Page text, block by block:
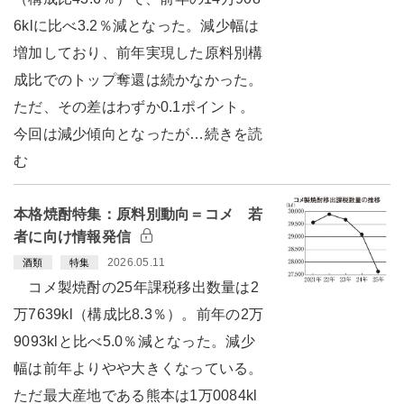
6klに比べ3.2％減となった。減少幅は
増加しており、前年実現した原料別構
成比でのトップ奪還は続かなかった。
ただ、その差はわずか0.1ポイント。
今回は減少傾向となったが…続きを読
む
本格焼酎特集：原料別動向＝コメ 若
者に向け情報発信
酒類 特集 2026.05.11
コメ製焼酎の25年課税移出数量は2
万7639kl（構成比8.3％）。前年の2万
9093klと比べ5.0％減となった。減少
幅は前年よりやや大きくなっている。
ただ最大産地である熊本は1万0084kl